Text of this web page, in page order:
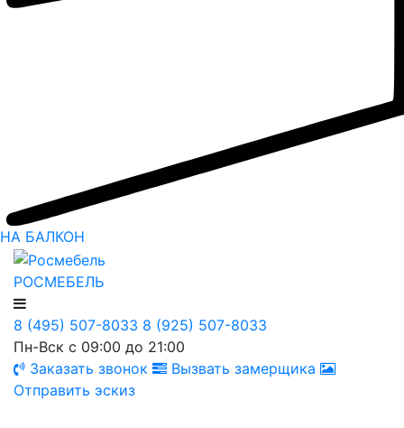
НА БАЛКОН
РОСМЕБЕЛЬ
8 (495) 507-8033 8 (925) 507-8033
Пн-Вск с 09:00 до 21:00
Заказать звонок
Вызвать замерщика
Отправить эскиз